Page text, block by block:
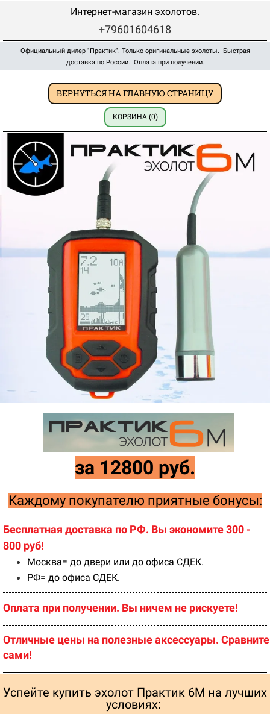
Интернет-магазин эхолотов.
+79601604618
Официальный дилер "Практик". Только оригинальные эхолоты. Быстрая
доставка по России. Оплата при получении.
ВЕРНУТЬСЯ НА ГЛАВНУЮ СТРАНИЦУ
КОРЗИНА (0)
за 12800 руб.
Каждому покупателю приятные бонусы:
Бесплатная доставка по РФ. Вы экономите 300 -
800 руб!
Москва= до двери или до офиса СДЕК.
РФ= до офиса СДЕК.
Оплата при получении. Вы ничем не рискуете!
Отличные цены на полезные аксессуары. Сравните
сами!
Успейте купить эхолот Практик 6М на лучших
условиях: